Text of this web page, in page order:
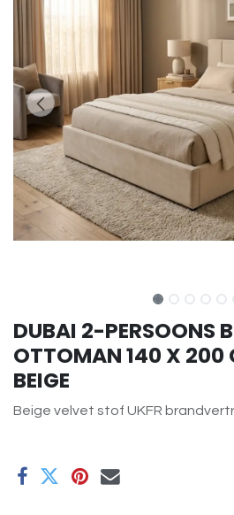
DUBAI 2-PERSOONS
OTTOMAN 140 X 200
BEIGE
Beige velvet stof UKFR